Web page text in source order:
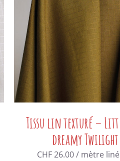
Tissu lin texturé –
dreamy Twilight
CHF26.00/ mètre